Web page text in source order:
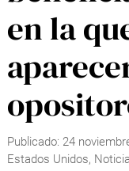
en la
Publicado: 24
Estados Unidos,